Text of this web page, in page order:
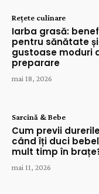
Rețete culinare
Iarba grasă:
pentru sănătate
gustoase moduri
preparare
mai 18, 2026
Sarcină & Bebe
Cum previi
când îți duci
mult timp în
mai 11, 2026